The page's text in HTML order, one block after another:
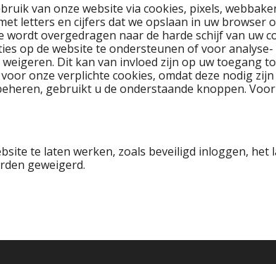
van onze website via cookies, pixels,
letters en cijfers dat we opslaan in uw browser
overgedragen naar de harde schijf van uw
op de website te ondersteunen of voor
Dit kan van invloed zijn op uw toegang
onze verplichte cookies, omdat deze nodig
gebruikt u de onderstaande knoppen.
te laten werken, zoals beveiligd inloggen,
geweigerd.